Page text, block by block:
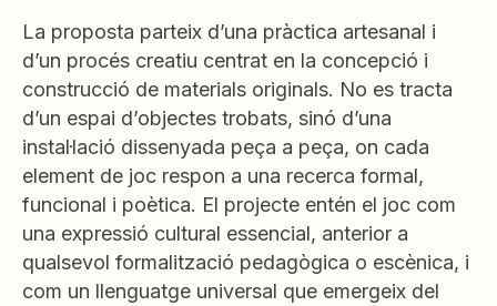
La proposta parteix d’una pràctica artesanal i
d’un procés creatiu centrat en la concepció i
construcció de materials originals. No es tracta
d’un espai d’objectes trobats, sinó d’una
instal·lació dissenyada peça a peça, on cada
element de joc respon a una recerca formal,
funcional i poètica. El projecte entén el joc com
una expressió cultural essencial, anterior a
qualsevol formalització pedagògica o escènica, i
com un llenguatge universal que emergeix del